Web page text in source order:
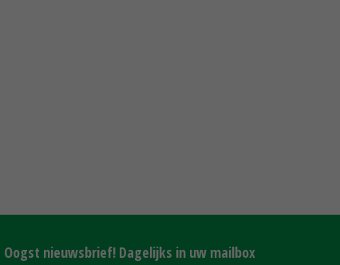
nieuwsbrief! Dagelijks in uw mailbox